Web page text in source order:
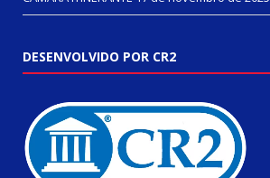
DESENVOLVIDO POR CR2